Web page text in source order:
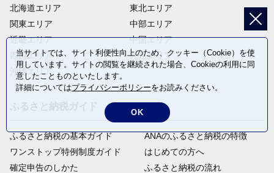
北海道エリア
関東エリア
近畿エリア
四国エリア
沖縄エリア
東北エリア
中部エリア
中国エリア
九州エリア
ふるさと納税の基本ガイド
ワンストップ特例制度ガイド
確定申告のしかた
ANAのふるさと納税の特徴
はじめての方へ
ふるさと納税の流れ
当サイトでは、サイト利便性向上のため、クッキー（Cookie）を使
用しています。サイトの閲覧を継続された場合、Cookieの利用に同
意したことものといたします。
詳細についてはプライバシーポリシーをお読みください。
OK